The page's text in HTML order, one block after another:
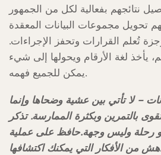
نتائجهم بفعالية لكل من الجمهور
تحويل مجموعات البيانات المعقدة
تُعلم القرارات وتحفز الإجراءات.
يأخذ لغة الأرقام ويحولها إلى شيء
يمكن للجميع فهمه.
– لا تأتي بين عشية وضحاها وإنما
بالتمرين وبكثرة الممارسة. تذكر
هو رحلة وليس وجهة.حافظ على عملية